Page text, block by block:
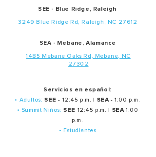
SEE - Blue Ridge, Raleigh
3249 Blue Ridge Rd, Raleigh, NC 27612
SEA - Mebane, Alamance
1485 Mebane Oaks Rd, Mebane, NC
27302
Servicios en español:
• Adultos:SEE - 12:45 p.m. | SEA- 1:00 p.m.
• Summit Niños:SEE 12:45 p.m. | SEA1:00
p.m.
• Estudiantes